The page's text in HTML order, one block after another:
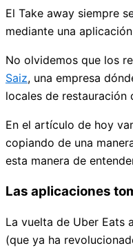
El Take away siempre
mediante una
No olvidemos que los
Saiz, una empresa
locales de restauración
En el artículo de hoy
copiando de una
esta manera de
Las aplicaciones
La vuelta de Uber Eats
(que ya ha